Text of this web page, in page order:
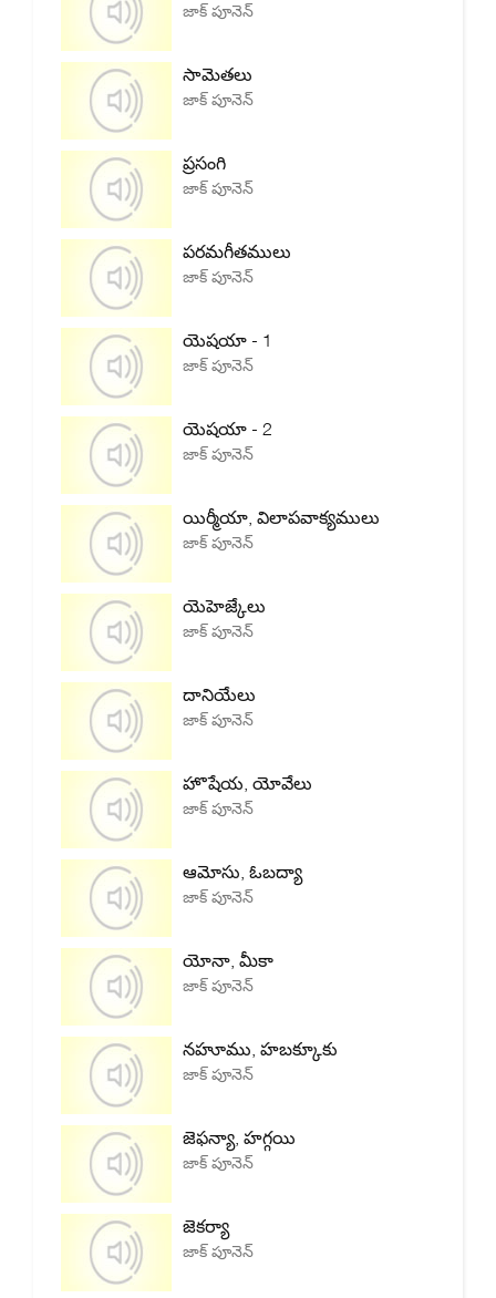
జాక్ పూనెన్
సామెతలు
జాక్ పూనెన్
ప్రసంగి
జాక్ పూనెన్
పరమగీతములు
జాక్ పూనెన్
యెషయా - 1
జాక్ పూనెన్
యెషయా - 2
జాక్ పూనెన్
యిర్మీయా, విలాపవాక్యములు
జాక్ పూనెన్
యెహెజ్కేలు
జాక్ పూనెన్
దానియేలు
జాక్ పూనెన్
హొషేయ, యోవేలు
జాక్ పూనెన్
ఆమోసు, ఓబద్యా
జాక్ పూనెన్
యోనా, మీకా
జాక్ పూనెన్
నహూము, హబక్కూకు
జాక్ పూనెన్
జెఫన్యా, హగ్గయి
జాక్ పూనెన్
జెకర్యా
జాక్ పూనెన్